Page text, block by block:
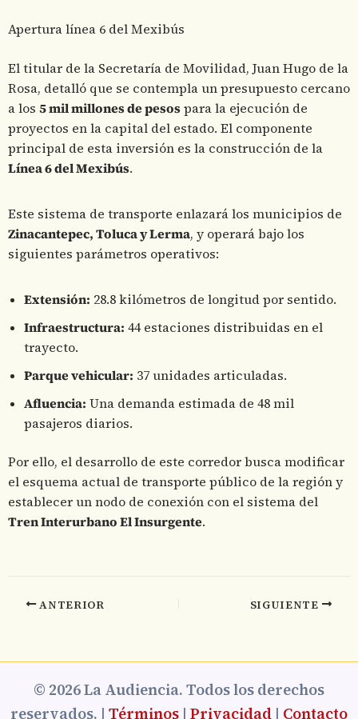
Apertura línea 6 del Mexibús
El titular de la Secretaría de Movilidad, Juan Hugo de la
Rosa, detalló que se contempla un presupuesto cercano
a los 5 mil millones de pesospara la ejecución de
proyectos en la capital del estado. El componente
principal de esta inversión es la construcción de la
Línea 6 del Mexibús.
Este sistema de transporte enlazará los municipios de
Zinacantepec, Toluca y Lerma, y operará bajo los
siguientes parámetros operativos:
Extensión: 28.8 kilómetros de longitud por sentido.
Infraestructura: 44 estaciones distribuidas en el
trayecto.
Parque vehicular: 37 unidades articuladas.
Afluencia: Una demanda estimada de 48 mil
pasajeros diarios.
Por ello, el desarrollo de este corredor busca modificar
el esquema actual de transporte público de la región y
establecer un nodo de conexión con el sistema del
Tren Interurbano El Insurgente.
ANTERIOR SIGUIENTE
© 2026 La Audiencia. Todos los derechos
reservados. | Términos | Privacidad | Contacto